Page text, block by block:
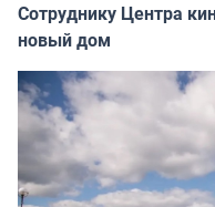
Сотруднику Центра
новый дом